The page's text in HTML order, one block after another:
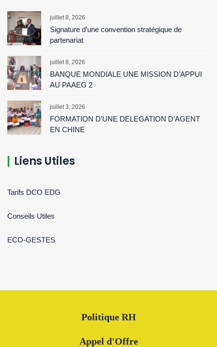
juillet 8, 2026
Signature d’une convention stratégique de
partenariat
juillet 8, 2026
BANQUE MONDIALE UNE MISSION D’APPUI
AU PAAEG 2
juillet 3, 2026
FORMATION D’UNE DELEGATION D’AGENT
EN CHINE
Liens Utiles
Tarifs DCO EDG
Conseils Utiles
ECO-GESTES
Politique RH
Appel d'Offre